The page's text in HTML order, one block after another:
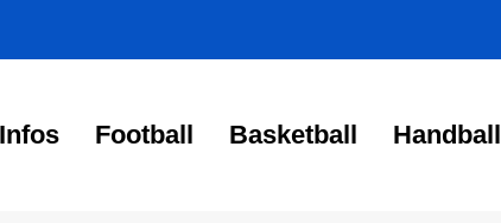
Infos Football Basketball Handball